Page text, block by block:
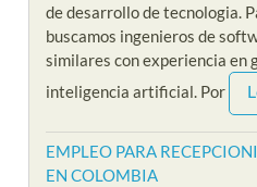
de desarrollo de tecnologia.
buscamos ingenieros de
similares con experiencia en
inteligencia artificial. Por
EMPLEO PARA
EN COLOMBIA